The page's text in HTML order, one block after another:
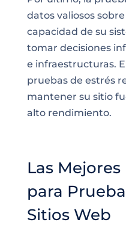
datos valiosos
capacidad de su
tomar decisiones
e infraestructuras.
pruebas de estrés
mantener su sitio
alto rendimiento.
Las
para
Sitios Web